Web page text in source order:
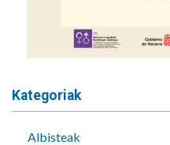
Kategoriak
Albisteak